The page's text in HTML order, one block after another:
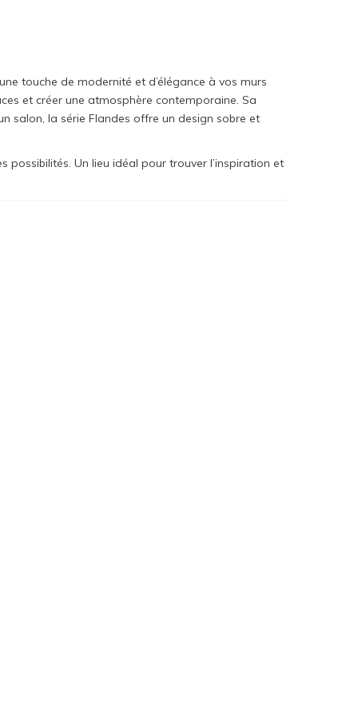
touche de modernité et d’élégance à vos murs
et créer une atmosphère contemporaine. Sa
salon, la série Flandes offre un design sobre et
Un lieu idéal pour trouver l’inspiration et